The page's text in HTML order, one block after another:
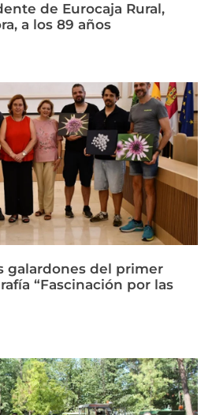
de Eurocaja Rural,
a los 89 años
galardones del primer
“Fascinación por las